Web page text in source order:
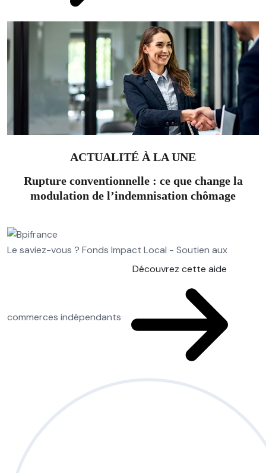
ACTUALITÉ À LA UNE
Rupture conventionnelle : ce que change la
modulation de l’indemnisation chômage
Le saviez-vous ? Fonds Impact Local - Soutien aux
commerces indépendants
Découvrez cette aide